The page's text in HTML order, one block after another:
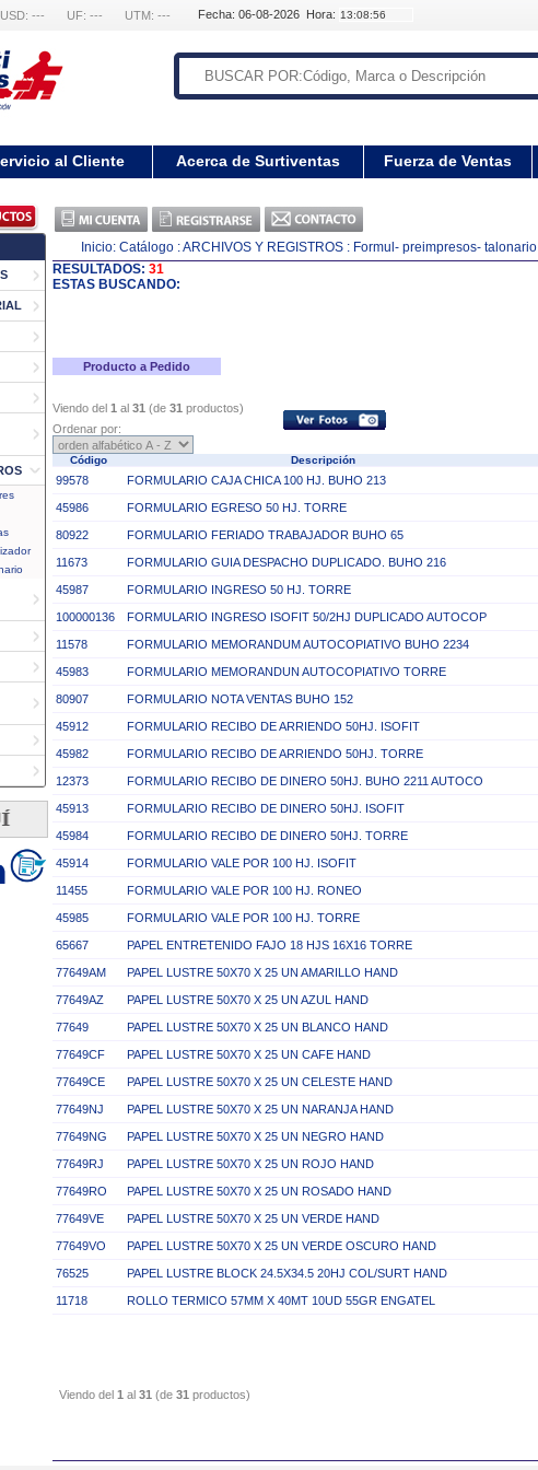
USD: --- UF: --- UTM: --- Fecha: 06-08-2026 Hora:
al Cliente Acerca de Surtiventas Fuerza de Ventas
Inicio: Catálogo : ARCHIVOS Y REGISTROS : Formul- preimpresos- talonario
RESULTADOS: 31
ESTAS BUSCANDO:
Producto a Pedido
Viendo del 1 al 31 (de 31 productos)
Ordenar por:
Código Descripción
99578 FORMULARIO CAJA CHICA 100 HJ. BUHO 213
45986 FORMULARIO EGRESO 50 HJ. TORRE
80922 FORMULARIO FERIADO TRABAJADOR BUHO 65
11673 FORMULARIO GUIA DESPACHO DUPLICADO. BUHO 216
45987 FORMULARIO INGRESO 50 HJ. TORRE
100000136 FORMULARIO INGRESO ISOFIT 50/2HJ DUPLICADO AUTOCOP
11578 FORMULARIO MEMORANDUM AUTOCOPIATIVO BUHO 2234
45983 FORMULARIO MEMORANDUN AUTOCOPIATIVO TORRE
80907 FORMULARIO NOTA VENTAS BUHO 152
45912 FORMULARIO RECIBO DE ARRIENDO 50HJ. ISOFIT
45982 FORMULARIO RECIBO DE ARRIENDO 50HJ. TORRE
12373 FORMULARIO RECIBO DE DINERO 50HJ. BUHO 2211 AUTOCO
45913 FORMULARIO RECIBO DE DINERO 50HJ. ISOFIT
45984 FORMULARIO RECIBO DE DINERO 50HJ. TORRE
45914 FORMULARIO VALE POR 100 HJ. ISOFIT
11455 FORMULARIO VALE POR 100 HJ. RONEO
45985 FORMULARIO VALE POR 100 HJ. TORRE
65667 PAPEL ENTRETENIDO FAJO 18 HJS 16X16 TORRE
77649AM PAPEL LUSTRE 50X70 X 25 UN AMARILLO HAND
77649AZ PAPEL LUSTRE 50X70 X 25 UN AZUL HAND
77649 PAPEL LUSTRE 50X70 X 25 UN BLANCO HAND
77649CF PAPEL LUSTRE 50X70 X 25 UN CAFE HAND
77649CE PAPEL LUSTRE 50X70 X 25 UN CELESTE HAND
77649NJ PAPEL LUSTRE 50X70 X 25 UN NARANJA HAND
77649NG PAPEL LUSTRE 50X70 X 25 UN NEGRO HAND
77649RJ PAPEL LUSTRE 50X70 X 25 UN ROJO HAND
77649RO PAPEL LUSTRE 50X70 X 25 UN ROSADO HAND
77649VE PAPEL LUSTRE 50X70 X 25 UN VERDE HAND
77649VO PAPEL LUSTRE 50X70 X 25 UN VERDE OSCURO HAND
76525 PAPEL LUSTRE BLOCK 24.5X34.5 20HJ COL/SURT HAND
11718 ROLLO TERMICO 57MM X 40MT 10UD 55GR ENGATEL
Viendo del 1 al 31 (de 31 productos)